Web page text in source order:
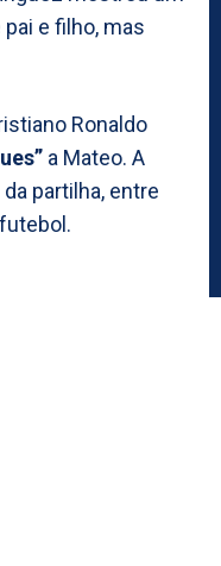
e filho, mas
Ronaldo
a Mateo. A
partilha, entre